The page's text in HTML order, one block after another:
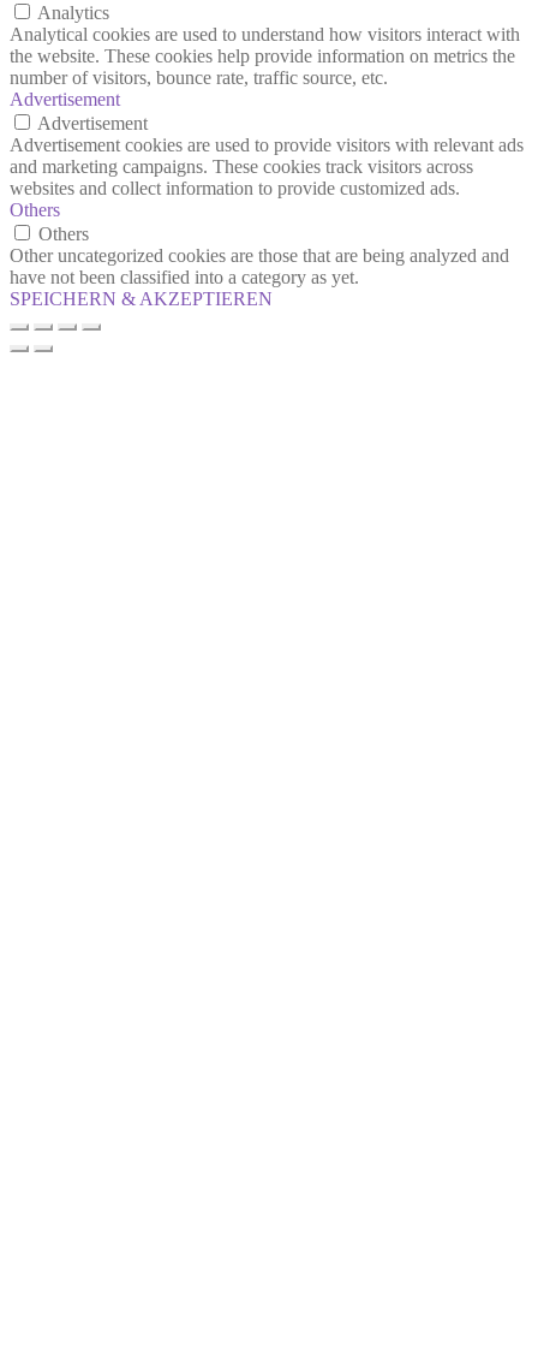
Analytics
Analytical cookies are used to understand how visitors interact with
the website. These cookies help provide information on metrics the
number of visitors, bounce rate, traffic source, etc.
Advertisement
Advertisement
Advertisement cookies are used to provide visitors with relevant ads
and marketing campaigns. These cookies track visitors across
websites and collect information to provide customized ads.
Others
Others
Other uncategorized cookies are those that are being analyzed and
have not been classified into a category as yet.
SPEICHERN & AKZEPTIEREN